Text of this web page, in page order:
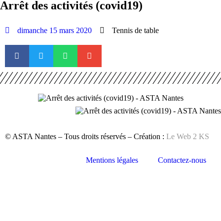
Arrêt des activités (covid19)
dimanche 15 mars 2020 Tennis de table
© ASTA Nantes – Tous droits réservés – Création : Le Web 2 KS
Mentions légales Contactez-nous